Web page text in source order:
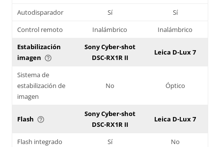
Autodisparador
Sí
Sí
Control remoto
Inalámbrico
Inalámbrico
Estabilización
imagen help_outline
Sony Cyber-shot
DSC-RX1R II
Leica D-Lux 7
Sistema de
estabilización de
imagen
No Óptico
Flash help_outline
Sony Cyber-shot
DSC-RX1R II
Leica D-Lux 7
Flash integrado Sí
No